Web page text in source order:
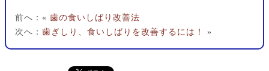
前へ：« 歯の食いしばり改善法
次へ： 歯ぎしり、食いしばりを改善するには！ »